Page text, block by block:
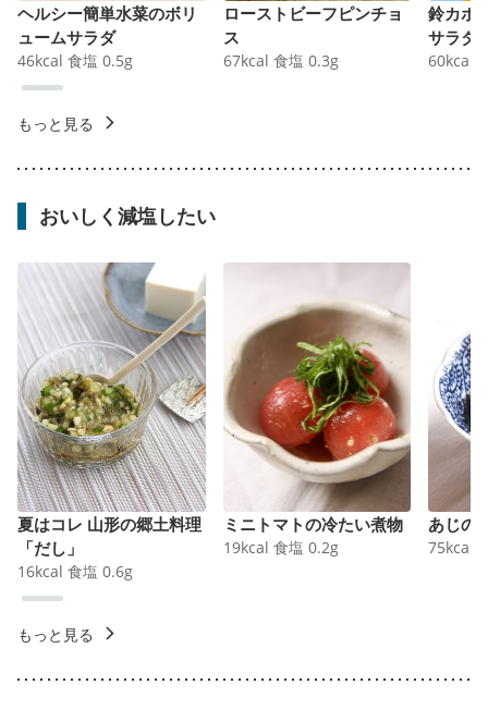
ヘルシー簡単水菜のボリ
ュームサラダ
46kcal 食塩 0.5g
ローストビーフピンチョ
ス
67kcal 食塩 0.3g
鈴カボ
サラダ
60kcal
もっと見る
おいしく減塩したい
夏はコレ 山形の郷土料理
「だし」
16kcal 食塩 0.6g
ミニトマトの冷たい煮物
19kcal 食塩 0.2g
あじの
75kcal
もっと見る